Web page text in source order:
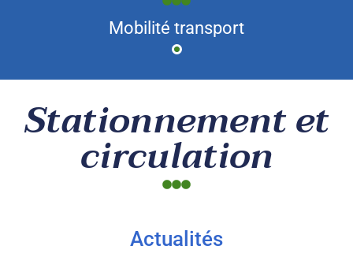
Mobilité transport
Stationnement et
circulation
Actualités